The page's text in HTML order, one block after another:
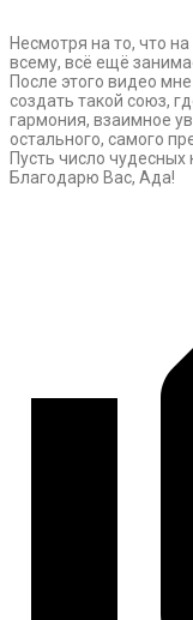
Несмотря на то, что
всему, всё ещё
После этого видео
создать такой союз,
гармония, взаимное
остального, самого
Пусть число
Благодарю Вас, Ада!